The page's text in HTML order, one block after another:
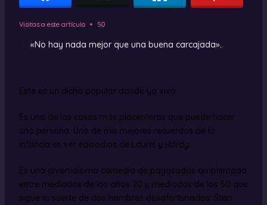
Visitas a este artículo 50
«No hay nada mejor que una buena carcajada».
Este es un dicho popular donde yo vivo.
Es una de las cosas más placenteras que puede hacer
una persona. Uno de mis mejores recuerdos de la
infancia es ver episodios de Laurel y Hardy.
Es una divertidísima comedia de payasadas ambientada
entre mediados de los años 20 y mediados de los 50 que
sigue la suerte de dos hombres desafortunados: Stan